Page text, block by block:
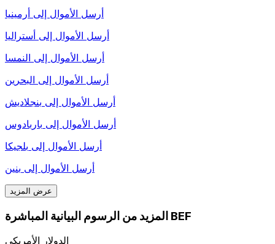
أرسل الأموال إلى أرمينيا
أرسل الأموال إلى أستراليا
أرسل الأموال إلى النمسا
أرسل الأموال إلى البحرين
أرسل الأموال إلى بنجلاديش
أرسل الأموال إلى باربادوس
أرسل الأموال إلى بلجيكا
أرسل الأموال إلى بنين
عرض المزيد
المزيد من الرسوم البيانية المباشرة BEF
الدولار الأمريكي